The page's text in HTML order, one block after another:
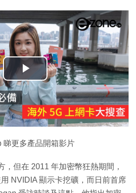
播
放
影
片
睇更多產品開箱影片
，但在 2011 年加密幣狂熱期間，
NVIDIA 顯示卡挖礦，而日前首席